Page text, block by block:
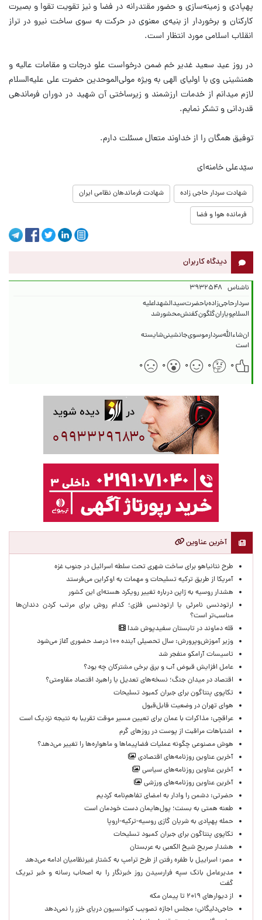
پهپادی و زمینه‌سازی و حضور مقتدرانه در فضا و نیز تقویت تقوا و بصیرت
کارکنان و برخوردار از بنیه‌ی معنوی در حرکت به سوی ساخت نیرو در تراز
انقلاب اسلامی مورد انتظار است.
در روز عید سعید غدیر خم ضمن درخواست علو درجات و مقامات عالیه و
همنشینی وی با اولیای الهی به ویژه مولی‌الموحدین حضرت علی علیه‌السلام
لازم میدانم از خدمات ارزشمند و زیرساختی آن شهید در دوران فرماندهی
قدردانی و تشکر نمایم.
توفیق همگان را از خداوند متعال مسئلت دارم.
سیّدعلی خامنه‌ای
شهادت سردار حاجی زاده شهادت فرماندهان نظامی ایران
فرمانده هوا و فضا
دیدگاه کاربران
ناشناس ۳۹۳۲۵۴۸
است‌
۰
۰ ۰ ۰ ۰
آخرین عناوین
طرح نتانیاهو برای ساخت شهری تحت سلطه اسرائیل در جنوب غزه
آمریکا از طریق ترکیه تسلیحات و مهمات به اوکراین می‌فرستد
هشدار روسیه به ژاپن درباره تغییر رویکرد هسته‌ای این کشور
ارتودنسی نامرئی یا ارتودنسی فلزی؛ کدام روش برای مرتب کردن دندان‌ها
مناسب‌تر است؟
قله دماوند در تابستان سفیدپوش شد!
وزیر آموزش‌وپرورش: سال تحصیلی آینده ۱۰۰ درصد حضوری آغاز می‌شود
تاسیسات آرامکو منفجر شد
عامل افزایش قبوض آب و برق برخی مشترکان چه بود؟
اقتصاد در میدان جنگ؛ نسخه‌های تعدیل یا راهبرد اقتصاد مقاومتی؟
تکاپوی پنتاگون برای جبران کمبود تسلیحات
هوای تهران در وضعیت قابل‌قبول
عراقچی: مذاکرات با عمان برای تعیین مسیر موقت تقریبا به نتیجه نزدیک است
اشتباهات مراقبت از پوست در روزهای گرم
هوش مصنوعی چگونه عملیات فضاپیماها و ماهواره‌ها را تغییر می‌دهد؟
آخرین عناوین روزنامه‌های اقتصادی
آخرین عناوین روزنامه‌های سیاسی
آخرین عناوین روزنامه‌های ورزشی
حضرتی: دشمن را وادار به امضای تفاهم‌نامه کردیم
طعنه همتی به بسنت؛ پول‌هایمان دست خودمان است
حمله پهپادی به شریان گازی روسیه-ترکیه-اروپا
تکاپوی پنتاگون برای جبران کمبود تسلیحات
هشدار صریح شیخ الکعبی به عربستان
مصر: اسراییل با طفره رفتن از طرح ترامپ به کشتار غیرنظامیان ادامه می‌دهد
مدیرعامل بانک سپه فرارسیدن روز خبرنگار را به اصحاب رسانه و خبر تبریک
گفت
از دیوارهای ۲۰۱۹ تا پیمان مکه
حاجی‌دلیگانی: مجلس اجازه تصویب کنوانسیون دریای خزر را نمی‌دهد